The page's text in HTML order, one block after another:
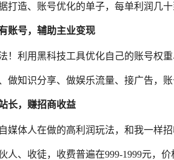
打造、账号优化的单子，每单利润几
账号，辅助主业变现
！利用黑科技工具优化自己的账号权
做知识分享、做娱乐流量、接广告，
长，赚招商收益
媒体人在做的高利润玩法，和我一样
人、收徒，收费普遍在999-1999元，价